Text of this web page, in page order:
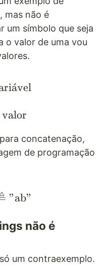
mas não é
um símbolo que seja
o valor de uma vou
é uma
a
ˊvel
concatenação,
de programação
*
"ab"
não é
um contraexemplo.